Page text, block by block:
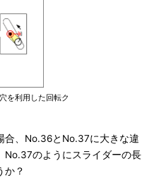
を利用した回転ク
、No.36とNo.37に大きな違
No.37のようにスライダーの長
か？